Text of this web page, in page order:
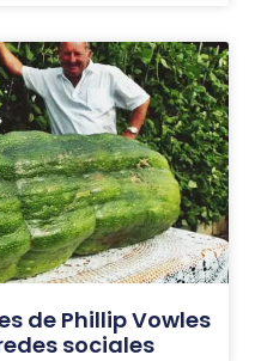
de Phillip Vowles
sociales